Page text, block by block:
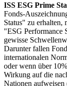
ISS ESG Prime
Fonds-
Status" zu erhalten,
"ESG Performance
gewisse
Darunter fallen
internationalen
oder wenn über
Wirkung auf die
Nationen